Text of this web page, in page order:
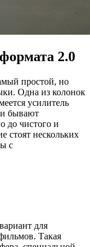
2.0
простой, но
Одна из колонок
усилитель
бывают
до чистого и
стоят нескольких
с
для
Такая